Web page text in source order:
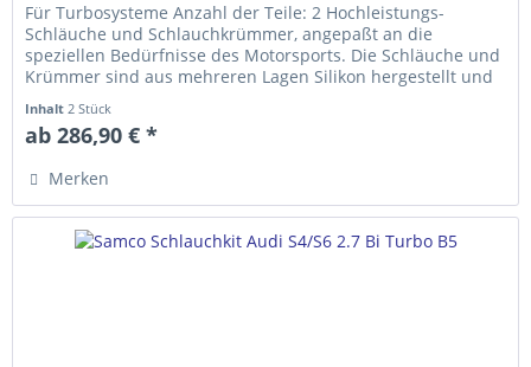
Für Turbosysteme Anzahl der Teile: 2 Hochleistungs-
Schläuche und Schlauch­krümmer, ange­­paßt an die
speziellen Bedürfnisse des Motorsports. Die Schläuche und
Krümmer sind aus mehreren Lagen Silikon hergestellt und
Inhalt2 Stück
ab 286,90 € *
Merken